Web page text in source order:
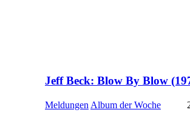
Jeff Beck: Blow By Blow
Meldungen Album der Woche